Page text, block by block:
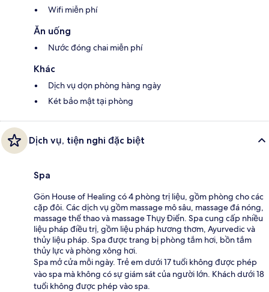
Wifi miễn phí
Ăn uống
Nước đóng chai miễn phí
Khác
Dịch vụ dọn phòng hàng ngày
Két bảo mật tại phòng
Dịch vụ, tiện nghi đặc biệt
Spa
Gön House of Healing có 4 phòng trị liệu, gồm phòng cho các
cặp đôi. Các dịch vụ gồm massage mô sâu, massage đá nóng,
massage thể thao và massage Thụy Điển. Spa cung cấp nhiều
liệu pháp điều trị, gồm liệu pháp hương thơm, Ayurvedic và
thủy liệu pháp. Spa được trang bị phòng tắm hơi, bồn tắm
thủy lực và phòng xông hơi.
Spa mở cửa mỗi ngày. Trẻ em dưới 17 tuổi không được phép
vào spa mà không có sự giám sát của người lớn. Khách dưới 18
tuổi không được phép vào spa.